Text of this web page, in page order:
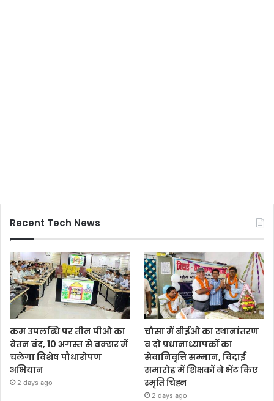
Recent Tech News
कम उपलब्धि पर तीन पीओ का
वेतन बंद, 10 अगस्त से बक्सर में
चलेगा विशेष पौधारोपण
अभियान
2 days ago
चौसा में बीईओ का स्थानांतरण
व दो प्रधानाध्यापकों का
सेवानिवृत्ति सम्मान, विदाई
समारोह में शिक्षकों ने भेंट किए
स्मृति चिह्न
2 days ago